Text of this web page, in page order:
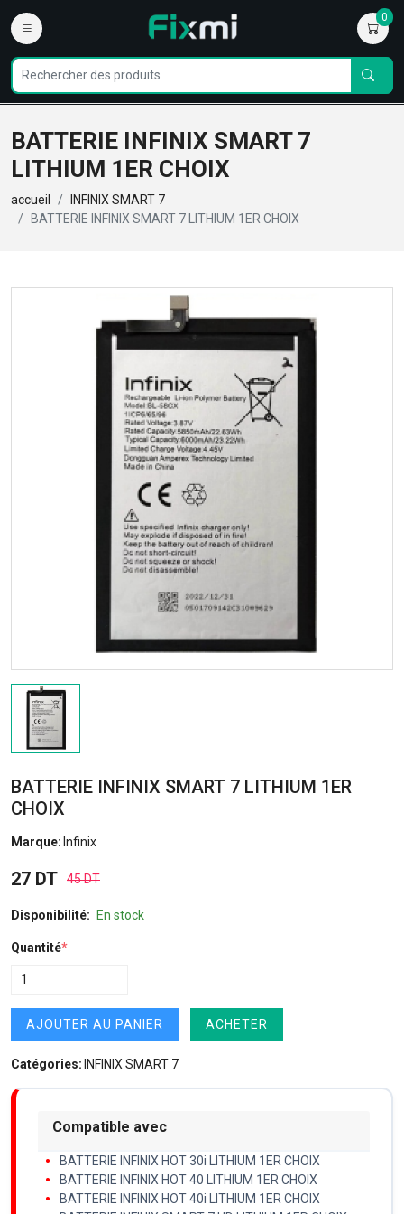
0
BATTERIE INFINIX SMART 7
LITHIUM 1ER CHOIX
accueil
INFINIX SMART 7
BATTERIE INFINIX SMART 7 LITHIUM 1ER CHOIX
BATTERIE INFINIX SMART 7 LITHIUM 1ER
CHOIX
Marque: Infinix
27 DT 45 DT
Disponibilité: En stock
Quantité*
AJOUTER AU PANIER ACHETER
Catégories: INFINIX SMART 7
Compatible avec
BATTERIE INFINIX HOT 30i LITHIUM 1ER CHOIX
BATTERIE INFINIX HOT 40 LITHIUM 1ER CHOIX
BATTERIE INFINIX HOT 40i LITHIUM 1ER CHOIX